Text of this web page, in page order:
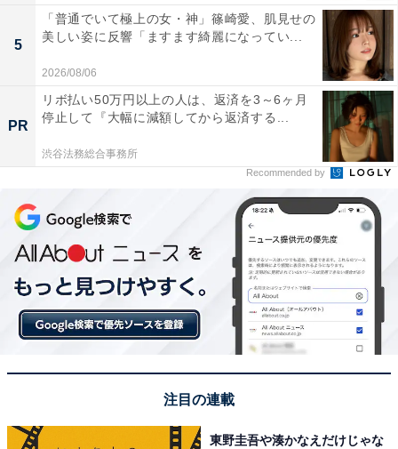
5
「普通でいて極上の女・神」篠崎愛、肌見せの
美しい姿に反響「ますます綺麗になってい...
2026/08/06
PR
リボ払い50万円以上の人は、返済を3～6ヶ月
停止して『大幅に減額してから返済する...
渋谷法務総合事務所
Recommended by
注目の連載
東野圭吾や湊かなえだけじゃな